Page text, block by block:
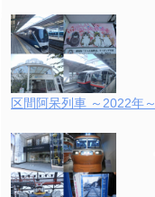
区間阿呆列車 ～2022年～